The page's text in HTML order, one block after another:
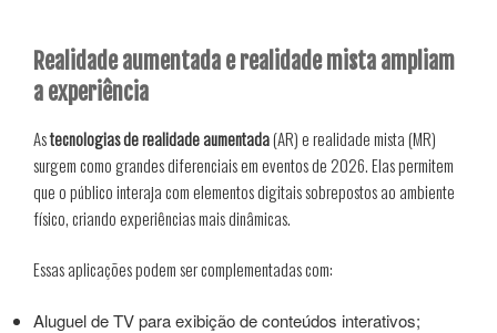
Realidade aumentada e realidade mista ampliam
a experiência
Astecnologias de realidade aumentada(AR) e realidade mista (MR)
surgem como grandes diferenciais em eventos de 2026. Elas permitem
que o público interaja com elementos digitais sobrepostos ao ambiente
físico, criando experiências mais dinâmicas.
Essas aplicações podem ser complementadas com:
Aluguel de TV para exibição de conteúdos interativos;